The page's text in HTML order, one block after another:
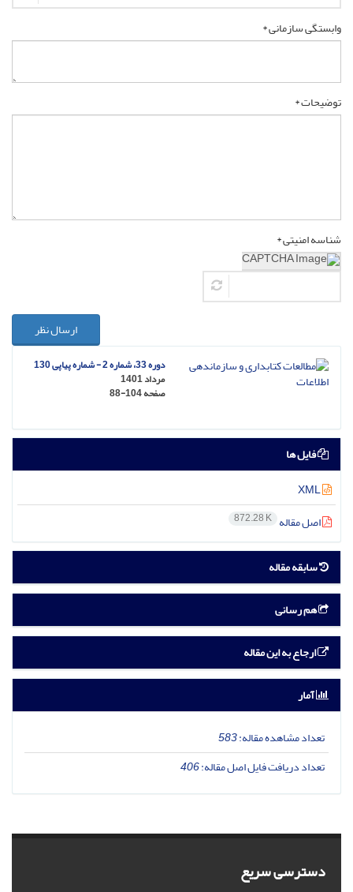
وابستگی سازمانی *
توضیحات *
شناسه امنیتی *
ارسال نظر
دوره 33، شماره 2 - شماره پیاپی 130
مرداد 1401
صفحه88-104
فایل ها
اصل مقاله 872.28 K
سابقه مقاله
هم رسانی
ارجاع به این مقاله
آمار
تعداد مشاهده مقاله:583
تعداد دریافت فایل اصل مقاله:406
دسترسی سریع